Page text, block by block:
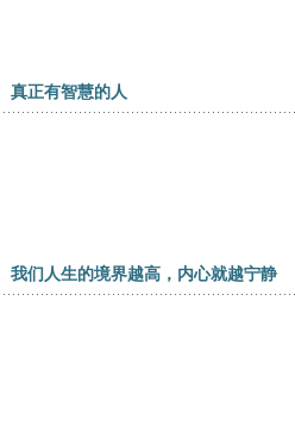
真正有智慧的人
我们人生的境界越高，内心就越宁静